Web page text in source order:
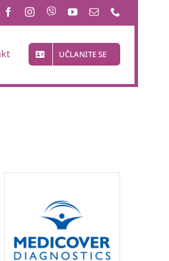
UČLANITE SE